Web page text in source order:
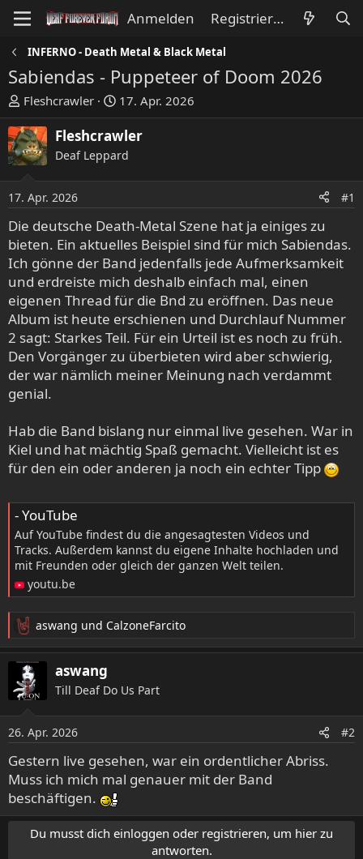
Anmelden Registrieren
INFERNO - Death Metal & Black Metal
Sabiendas - Puppeteer of Doom 2026
E
r
s
t
e
l
r
Fleshcrawler
E
r
s
t
l
a
m
17. Apr. 2026
Fleshcrawler
Deaf Leppard
17. Apr. 2026 #1
Die deutsche Death-Metal Szene hat ja einiges zu
bieten. Ein aktuelles Beispiel sind für mich Sabiendas.
Ich gönne der Band jedenfalls jede Aufmerksamkeit
und erdreiste mich deshalb einfach mal, einen
eigenen Thread für die Bnd zu eröffnen. Das neue
Album ist heute erschienen und Durchlauf Nummer
2 sagt: Starkes Teil. Für ein Urteil ist es noch zu früh.
Den Vorgänger zu überbieten wird aber schwierig,
der war nämlich meiner Meinung nach verdammt
genial.
Hab die Band bislang nur einmal live gesehen. War in
Kiel und hat mächtig Spaß gemacht. Vielleicht ist es
für den ein oder anderen ja noch ein echter Tipp
- YouTube
Auf YouTube findest du die angesagtesten Videos und
Tracks. Außerdem kannst du eigene Inhalte hochladen und
mit Freunden oder gleich der ganzen Welt teilen.
youtu.be
R
e
a
k
t
n
e
n
:
aswang und CalzoneFarcito
aswang
Till Deaf Do Us Part
26. Apr. 2026 #2
Gestern live gesehen, war ein ordentlicher Abriss.
Muss ich mich mal genauer mit der Band
beschäftigen.
Du musst dich einloggen oder registrieren, um hier zu
antworten.